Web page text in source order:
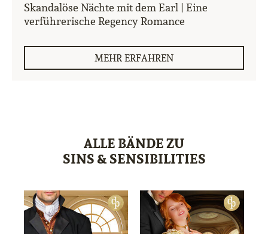
Skandalöse Nächte mit dem Earl | Eine
verführerische Regency Romance
MEHR ERFAHREN
ALLE BÄNDE ZU
SINS & SENSIBILITIES